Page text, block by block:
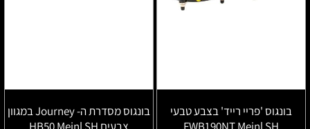
בונגוס 'פריי רייד' בצבע טבעי
בונגוס מסדרת ה- Journey במגוון